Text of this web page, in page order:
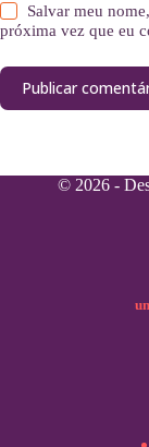
Salvar meu
próxima vez que eu
Publicar
© 2026 -